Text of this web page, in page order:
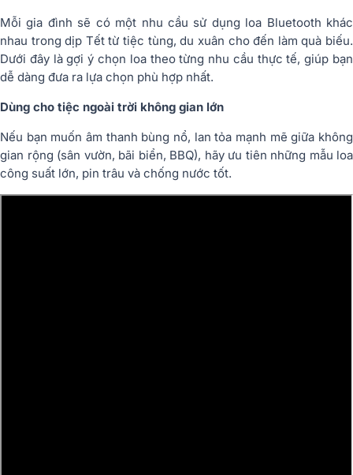
Mỗi gia đình sẽ có một nhu cầu sử dụng loa Bluetooth khác
nhau trong dịp Tết từ tiệc tùng, du xuân cho đến làm quà biếu.
Dưới đây là gợi ý chọn loa theo từng nhu cầu thực tế, giúp bạn
dễ dàng đưa ra lựa chọn phù hợp nhất.
Dùng cho tiệc ngoài trời không gian lớn
Nếu bạn muốn âm thanh bùng nổ, lan tỏa mạnh mẽ giữa không
gian rộng (sân vườn, bãi biển, BBQ), hãy ưu tiên những mẫu loa
công suất lớn, pin trâu và chống nước tốt.